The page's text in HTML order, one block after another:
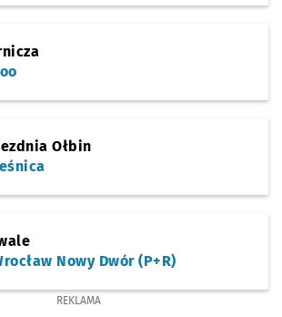
Ołbin
Nowy Dwór (P+R)
REKLAMA